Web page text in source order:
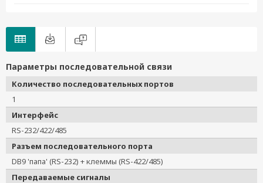
Параметры последовательной связи
Количество последовательных портов
1
Интерфейс
RS-232/422/485
Разъем последовательного порта
DB9 'папа' (RS-232) + клеммы (RS-422/485)
Передаваемые сигналы